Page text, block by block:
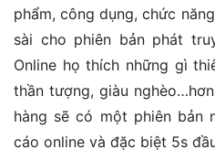
phẩm, công dụng, chức
sài cho phiên bản phát
Online họ thích những gì
thần tượng, giàu
hàng sẽ có một phiên bản
cáo online và đặc biệt 5s